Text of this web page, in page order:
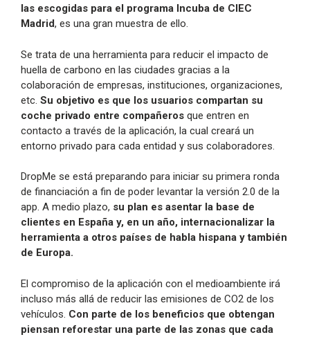
las escogidas para el programa Incuba de CIEC
Madrid, es una gran muestra de ello.
Se trata de una herramienta para reducir el impacto de
huella de carbono en las ciudades gracias a la
colaboración de empresas, instituciones, organizaciones,
etc. Su objetivo es que los usuarios compartan su
coche privado entre compañeros que entren en
contacto a través de la aplicación, la cual creará un
entorno privado para cada entidad y sus colaboradores.
DropMe se está preparando para iniciar su primera ronda
de financiación a fin de poder levantar la versión 2.0 de la
app. A medio plazo, su plan es asentar la base de
clientes en España y, en un año, internacionalizar la
herramienta a otros países de habla hispana y también
de Europa.
El compromiso de la aplicación con el medioambiente irá
incluso más allá de reducir las emisiones de CO2 de los
vehículos. Con parte de los beneficios que obtengan
piensan reforestar una parte de las zonas que cada